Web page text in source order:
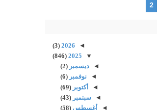
2
◄
2026
(3)
▼
2025
(846)
◄ديسمبر(2)
◄ نوفمبر(6)
◄أكتوبر(69)
◄سبتمبر(43)
◄
أغسطس(58)